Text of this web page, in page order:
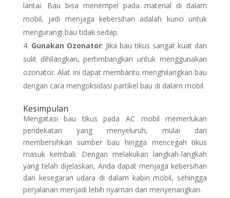
lantai. Bau bisa menempel pada material di dalam
mobil, jadi menjaga kebersihan adalah kunci untuk
mengurangi bau tidak sedap.
Gunakan Ozonator: Jika bau tikus sangat kuat dan
sulit dihilangkan, pertimbangkan untuk menggunakan
ozonator. Alat ini dapat membantu menghilangkan bau
dengan cara mengoksidasi partikel bau di dalam mobil.
Kesimpulan
Mengatasi bau tikus pada AC mobil memerlukan
pendekatan yang menyeluruh, mulai dari
membersihkan sumber bau hingga mencegah tikus
masuk kembali. Dengan melakukan langkah-langkah
yang telah dijelaskan, Anda dapat menjaga kebersihan
dan kesegaran udara di dalam kabin mobil, sehingga
perjalanan menjadi lebih nyaman dan menyenangkan.